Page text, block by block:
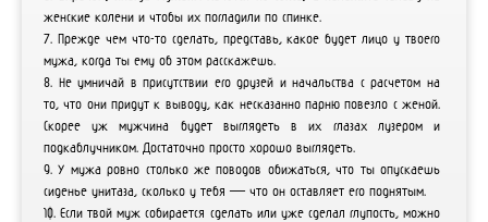
женские колени и чтобы их погладили по спинке.
7. Прежде чем что-то сделать, представь, какое будет лицо у твоего
мужа, когда ты ему об этом расскажешь.
8. Не умничай в присутствии его друзей и начальства с расчетом на
то, что они придут к выводу, как несказанно парню повезло с женой.
Скорее уж мужчина будет выглядеть в их глазах лузером и
подкаблучником. Достаточно просто хорошо выглядеть.
9. У мужа ровно столько же поводов обижаться, что ты опускаешь
сиденье унитаза, сколько у тебя — что он оставляет его поднятым.
10. Если твой муж собирается сделать или уже сделал глупость, можно